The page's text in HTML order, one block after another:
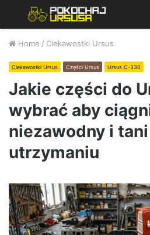
Home / Ciekawostki Ursus
Ciekawostki Ursus Części Ursus Ursus C-330
Jakie części do
wybrać aby
niezawodny i
utrzymaniu